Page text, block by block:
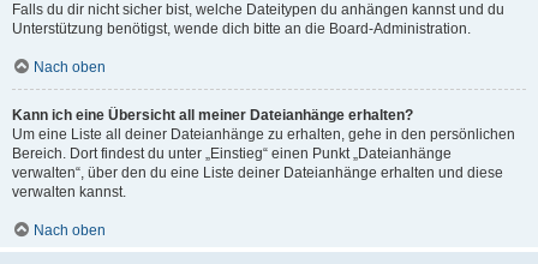
Falls du dir nicht sicher bist, welche Dateitypen du anhängen kannst und du
Unterstützung benötigst, wende dich bitte an die Board-Administration.
Nach oben
Kann ich eine Übersicht all meiner Dateianhänge erhalten?
Um eine Liste all deiner Dateianhänge zu erhalten, gehe in den persönlichen
Bereich. Dort findest du unter „Einstieg“ einen Punkt „Dateianhänge
verwalten“, über den du eine Liste deiner Dateianhänge erhalten und diese
verwalten kannst.
Nach oben